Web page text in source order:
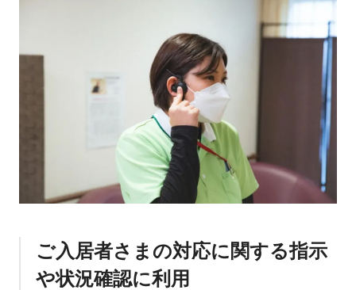
ご入居者さまの対応に関する指示
や状況確認に利用